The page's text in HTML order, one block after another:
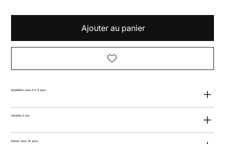
Ajouter au panier
Expédition sous 6 à 12 jours
Garantie 2 ans
Retour sous 30 jours